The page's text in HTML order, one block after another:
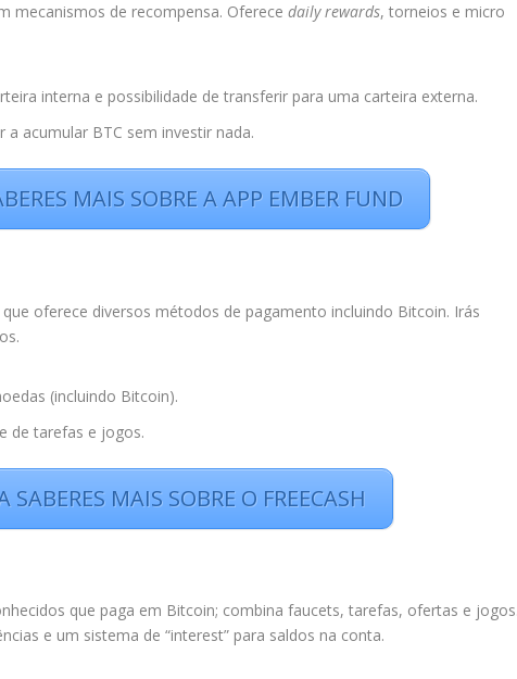
mecanismos de recompensa. Oferecedaily rewards, torneios e micro
interna e possibilidade de transferir para uma carteira externa.
acumular BTC sem investir nada.
MAIS SOBRE A APP EMBER FUND
oferece diversos métodos de pagamento incluindo Bitcoin. Irás
(incluindo Bitcoin).
de tarefas e jogos.
SABERES MAIS SOBRE O FREECASH
que paga em Bitcoin; combina faucets, tarefas, ofertas e
e um sistema de “interest” para saldos na conta.